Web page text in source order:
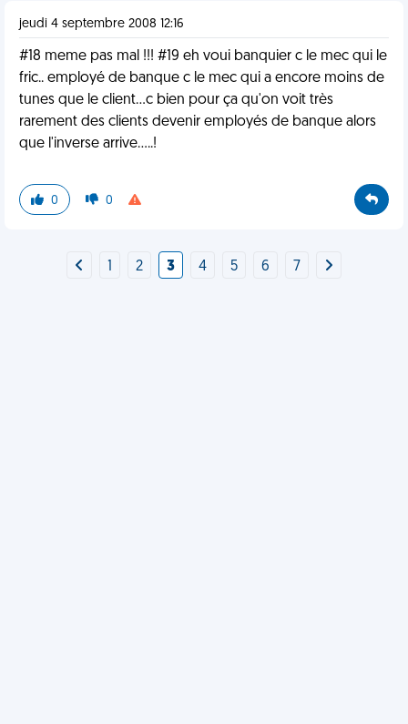
jeudi 4 septembre 2008 12:16
#18 meme pas mal !!! #19 eh voui banquier c le mec qui le
fric.. employé de banque c le mec qui a encore moins de
tunes que le client...c bien pour ça qu'on voit très
rarement des clients devenir employés de banque alors
que l'inverse arrive.....!
0 0
2 3 4 5 6 7